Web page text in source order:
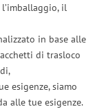
il
in base alle
di trasloco
esigenze, siamo
alle tue esigenze.